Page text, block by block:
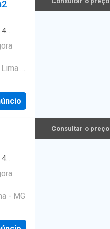
4
Lima -
4
- MG
Consultar o preço